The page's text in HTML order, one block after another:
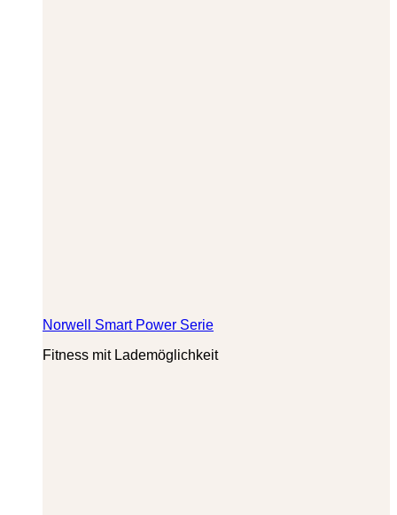
Norwell Smart Power Serie
Fitness mit Lademöglichkeit